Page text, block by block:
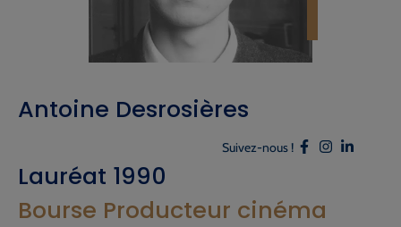
Antoine Desrosières
Suivez-nous !
Lauréat 1990
Bourse Producteur cinéma